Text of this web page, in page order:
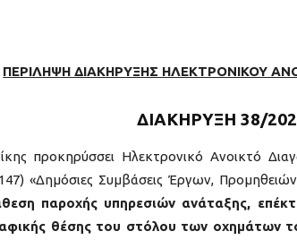
ΠΕΡΙΛΗΨΗ ΔΙΑΚΗΡΥΞΗΣ ΗΛΕΚΤΡΟΝΙΚΟΥ
ΔΙΑΚΗΡΥΞΗ 38/
προκηρύσσει Ηλεκτρονικό Ανοικτό
«Δημόσιες Συμβάσεις Έργων,
παροχής υπηρεσιών ανάταξης,
θέσης του στόλου των οχημάτων